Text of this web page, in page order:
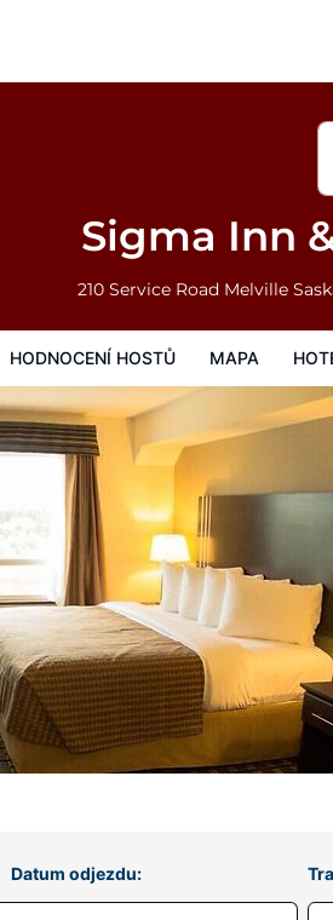
Sigma Inn
210 Service Road Melville
HODNOCENÍ HOSTŮ MAPA
Datum odjezdu: